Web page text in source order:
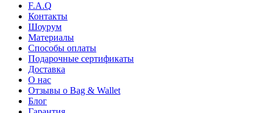
F.A.Q
Контакты
Шоурум
Материалы
Способы оплаты
Подарочные сертификаты
Доставка
О нас
Отзывы о Bag & Wallet
Блог